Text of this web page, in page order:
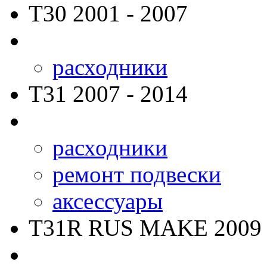
T30 2001 - 2007
расходники
T31 2007 - 2014
расходники
ремонт подвески
аксессуары
T31R RUS MAKE 2009